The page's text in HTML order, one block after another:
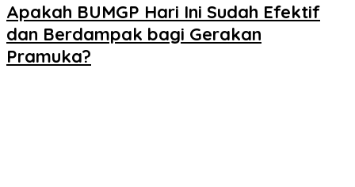
Apakah BUMGP Hari Ini Sudah Efektif
dan Berdampak bagi Gerakan
Pramuka?